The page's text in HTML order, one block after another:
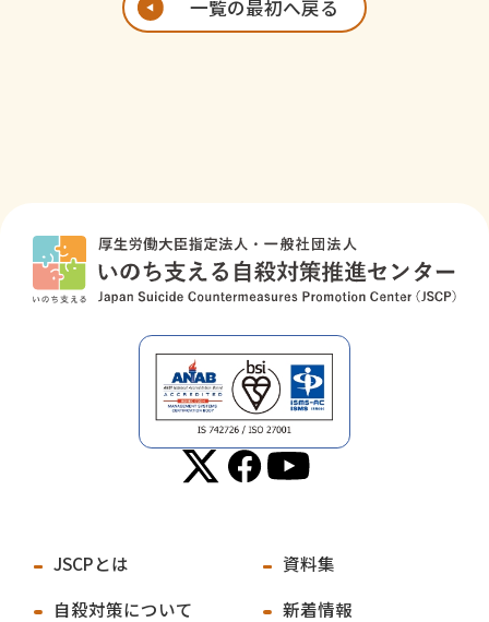
一覧の最初へ戻る
JSCPとは
自殺対策について
資料集
新着情報